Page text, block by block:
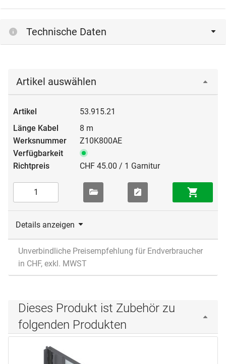
Einloggen
Technische Daten
Artikel auswählen
53.915.21
8 m
Z10K800AE
CHF 45.00 / 1 Garnitur
Details anzeigen
Unverbindliche Preisempfehlung für Endverbraucher
in CHF, exkl. MWST
Dieses Produkt ist Zubehör zu
folgenden Produkten